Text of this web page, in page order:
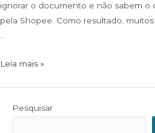
ignorar o documento e não sabem
pela Shopee. Como resultado,
Leia mais »
Pesquisar